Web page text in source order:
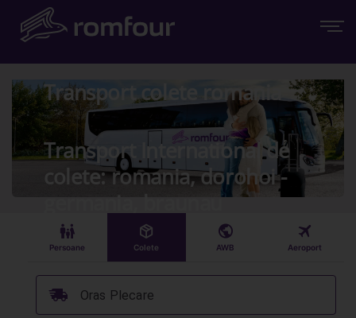
Transport colete romania
Transport International de
colete: romania, dorohoi -
germania, braunau
󱠣
Persoane
󰏗
Colete
󰇧
AWB
󰀝
Aeroport
Oras Plecare
󰞈